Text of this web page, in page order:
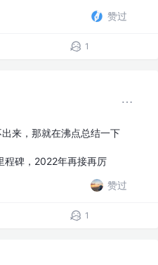
赞过
1
来，那就在沸点总结一下
程碑，2022年再接再厉
赞过
1